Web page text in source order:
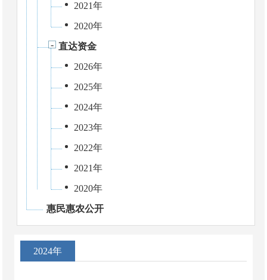
2021年
2020年
直达资金
2026年
2025年
2024年
2023年
2022年
2021年
2020年
惠民惠农公开
2024年